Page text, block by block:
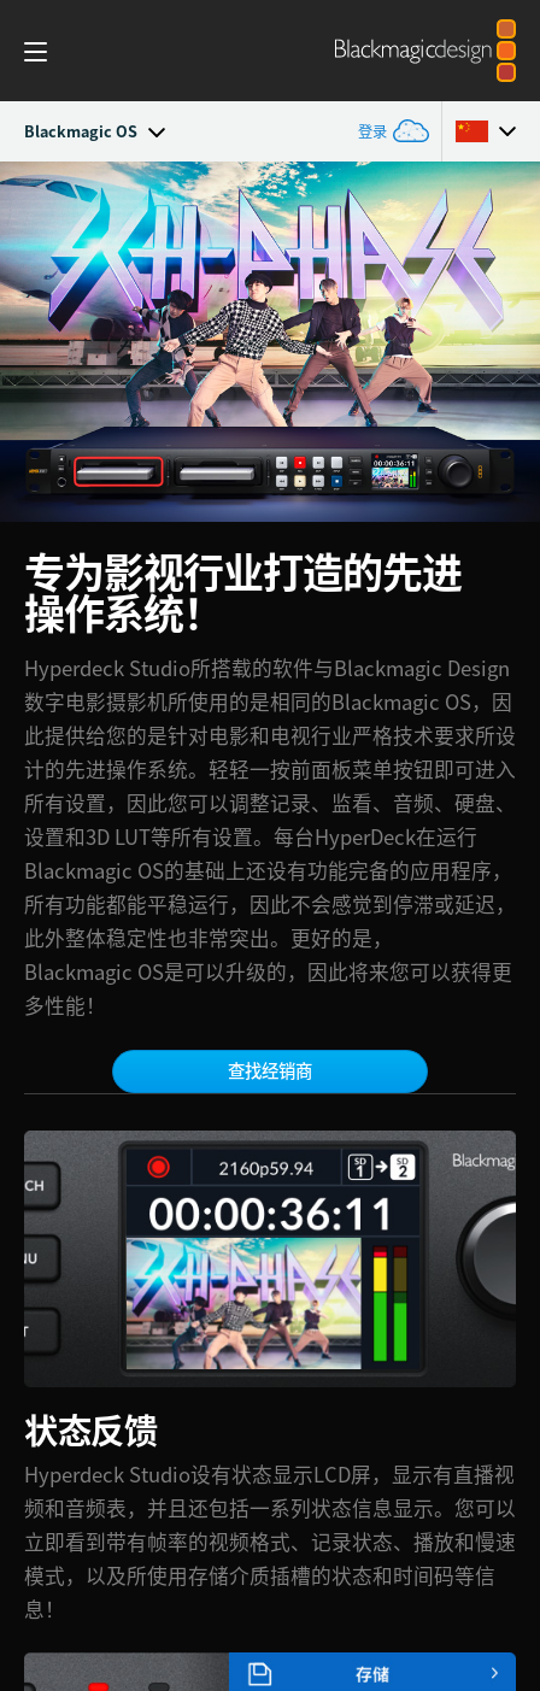
Blackmagic OS 登录
HyperDeck Studio
型号
工作流程
Blackmagic OS
多机位
DaVinci Resolve Replay
技术规格
Argentina
Australia
Austria
Brazil
Canada
中国
Denmark
Finland
France
Germany
中国香港
India
Italy
Japan
Korea
Mexico
Netherlands
New Zealand
Norway
Poland
Portugal
Singapore
Spain
Sweden
中华台北
UAE
专为影视行业打造的先进
操作系统！
Hyperdeck Studio所搭载的软件与Blackmagic Design
数字电影摄影机所使用的是相同的Blackmagic OS，因
此提供给您的是针对电影和电视行业严格技术要求所设
计的先进操作系统。轻轻一按前面板菜单按钮即可进入
所有设置，因此您可以调整记录、监看、音频、硬盘、
设置和3D LUT等所有设置。每台HyperDeck在运行
Blackmagic OS的基础上还设有功能完备的应用程序，
所有功能都能平稳运行，因此不会感觉到停滞或延迟，
此外整体稳定性也非常突出。更好的是，
Blackmagic OS是可以升级的，因此将来您可以获得更
多性能！
查找经销商
状态反馈
Hyperdeck Studio设有状态显示LCD屏，显示有直播视
频和音频表，并且还包括一系列状态信息显示。您可以
立即看到带有帧率的视频格式、记录状态、播放和慢速
模式，以及所使用存储介质插槽的状态和时间码等信
息！